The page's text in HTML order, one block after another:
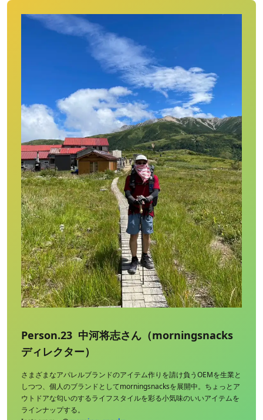
Person.23 中河将志さん（morningsnacks
ディレクター）
さまざまなアパレルブランドのアイテム作りを請け負うOEMを生業と
しつつ、個人のブランドとしてmorningsnacksを展開中。ちょっとア
ウトドアな匂いのするライフスタイルを彩る小気味のいいアイテムを
ラインナップする。